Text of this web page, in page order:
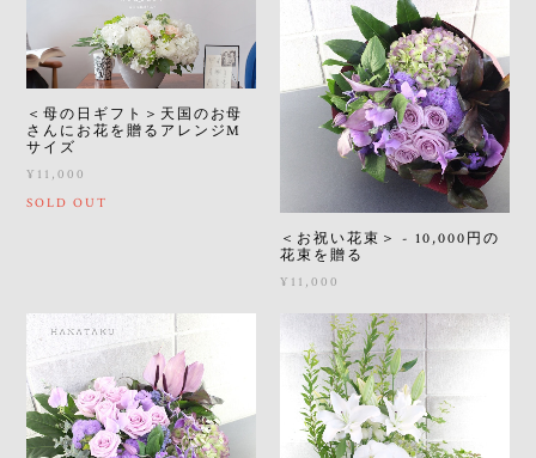
＜母の日ギフト＞天国のお母
さんにお花を贈るアレンジM
サイズ
¥11,000
SOLD OUT
＜お祝い花束＞ - 10,000円の
花束を贈る
¥11,000